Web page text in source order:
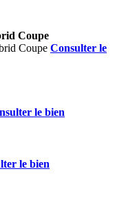
Coupe
Consulter le
le bien
le bien